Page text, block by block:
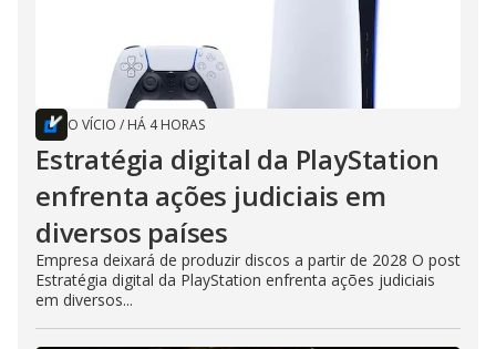
O VÍCIO / HÁ 4 HORAS
Estratégia digital da PlayStation
enfrenta ações judiciais em
diversos países
Empresa deixará de produzir discos a partir de 2028 O post
Estratégia digital da PlayStation enfrenta ações judiciais
em diversos...